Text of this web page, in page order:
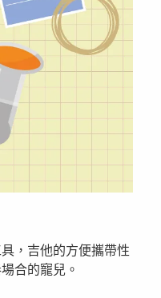
，吉他的方便攜帶性
合的寵兒。